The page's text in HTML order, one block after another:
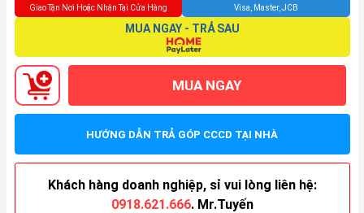
Giao Tận Nơi Hoặc Nhận Tại Cửa Hàng Visa, Master, JCB
MUA NGAY - TRẢ SAU
MUA NGAY
HƯỚNG DẪN TRẢ GÓP CCCD TẠI NHÀ
Khách hàng doanh nghiệp, sỉ vui lòng liên hệ:
0918.621.666. Mr.Tuyến